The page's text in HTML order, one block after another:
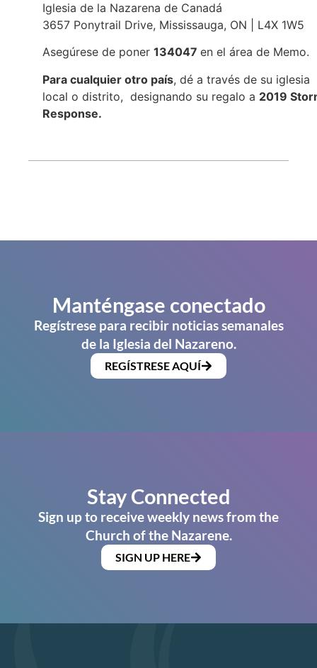
Iglesia de la Nazarena de Canadá
3657 Ponytrail Drive, Mississauga, ON | L4X 1W5
Asegúrese de poner 134047 en el área de Memo.
Para cualquier otro país, dé a través de su iglesia
local o distrito, designando su regalo a 2019
Response.
Manténgase conectado
Regístrese para recibir noticias semanales
de la Iglesia del Nazareno.
REGÍSTRESE AQUÍ
Stay Connected
Sign up to receive weekly news from the
Church of the Nazarene.
SIGN UP HERE